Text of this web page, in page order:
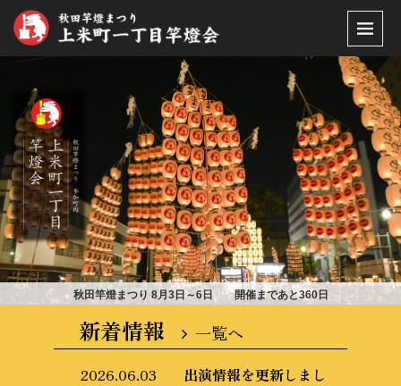
秋田竿燈まつり 8月3日～6日 開催まであと360日
新着情報 一覧へ
2026.06.03
出演情報を更新しまし